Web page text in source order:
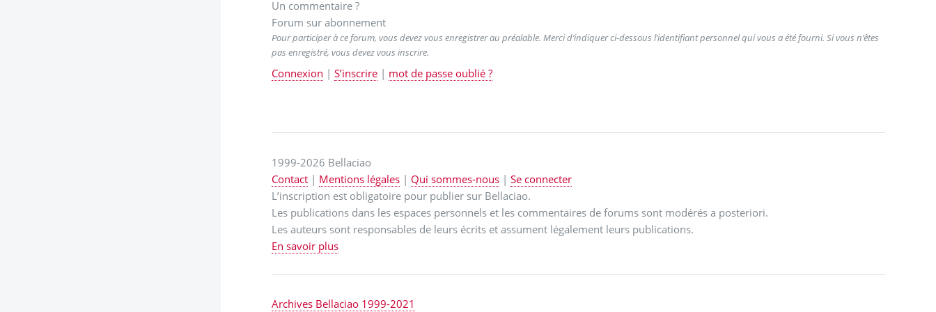
Un commentaire ?
Forum sur abonnement
Pour participer à ce forum, vous devez vous enregistrer au préalable. Merci d’indiquer ci-dessous l’identifiant personnel qui vous a été fourni. Si vous n’êtes
pas enregistré, vous devez vous inscrire.
Connexion |S’inscrire | mot de passe oublié ?
1999-2026 Bellaciao
Contact | Mentions légales | Qui sommes-nous |Se connecter
L’inscription est obligatoire pour publier sur Bellaciao.
Les publications dans les espaces personnels et les commentaires de forums sont modérés a posteriori.
Les auteurs sont responsables de leurs écrits et assument légalement leurs publications.
En savoir plus
Archives Bellaciao 1999-2021